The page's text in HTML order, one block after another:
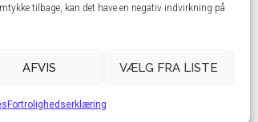
tilbage, kan det have en negativ indvirkning på
AFVIS VÆLG FRA LISTE
Fortrolighedserklæring